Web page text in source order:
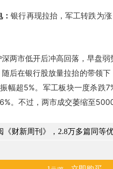
：银行再现拉抬，军工转跌为
市低开后冲高回落，早盘弱
后在银行股放量拉抬的带领下
幅超5%。军工板块一度杀跌
。不过，两市成交萎缩至
《财新周刊》，2.8万多篇同等